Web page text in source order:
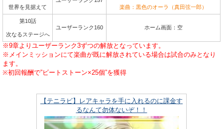
世界を見据えて 楽曲：黒色のオーラ（真田弦一郎）
第10話
次なるステージへ
ユーザーランク160 ホーム画面：空
※9章よりユーザーランク3ずつの解放となっています。
※メインミッションにて楽曲が既に解放されている場合は試合のみとなり
ます。
※初回報酬で”ビートストーン×25個”を獲得
【テニラビ】レアキャラを手に入れるのに課金す
るなんて勿体ないぞ！！